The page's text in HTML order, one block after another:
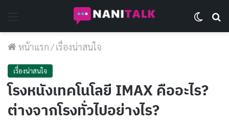
หน้าแรก/เรื่องน่าสนใจ
เรื่องน่าสนใจ
โรงหนังเทคโนโลยี IMAX คืออะไร?
ต่างจากโรงทั่วไปอย่างไร?